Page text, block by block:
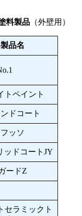
料製品 （外壁用）
品名
トペイント
ドコート
ッソ
ッドコートJY
ードZ
セラミックト